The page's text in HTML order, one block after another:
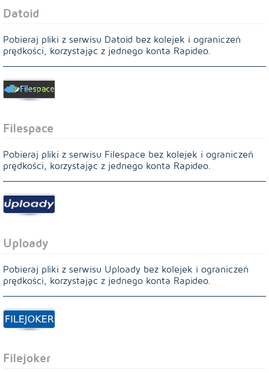
Datoid
Pobieraj pliki z serwisu Datoid bez kolejek i ograniczeń
prędkości, korzystając z jednego konta Rapideo.
Filespace
Pobieraj pliki z serwisu Filespace bez kolejek i ograniczeń
prędkości, korzystając z jednego konta Rapideo.
Uploady
Pobieraj pliki z serwisu Uploady bez kolejek i ograniczeń
prędkości, korzystając z jednego konta Rapideo.
Filejoker